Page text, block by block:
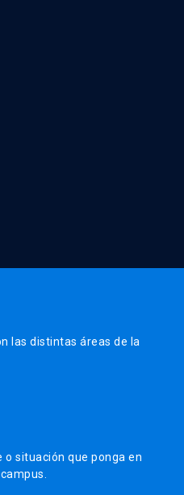
las distintas áreas de la
situación que ponga en